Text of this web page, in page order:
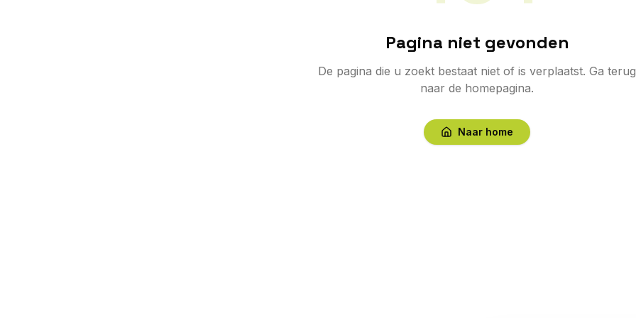
Pagina niet gevonden
De pagina die u zoekt bestaat niet of is verplaatst. Ga terug
naar de homepagina.
Naar home